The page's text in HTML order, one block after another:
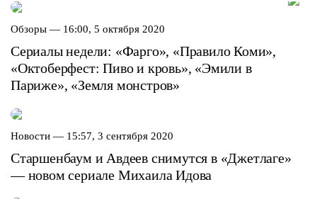
Обзоры — 16:00, 5 октября 2020
Сериалы недели: «Фарго», «Правило Коми»,
«Октоберфест: Пиво и кровь», «Эмили в
Париже», «Земля монстров»
Новости — 15:57, 3 сентября 2020
Старшенбаум и Авдеев снимутся в «Джетлаге»
— новом сериале Михаила Идова